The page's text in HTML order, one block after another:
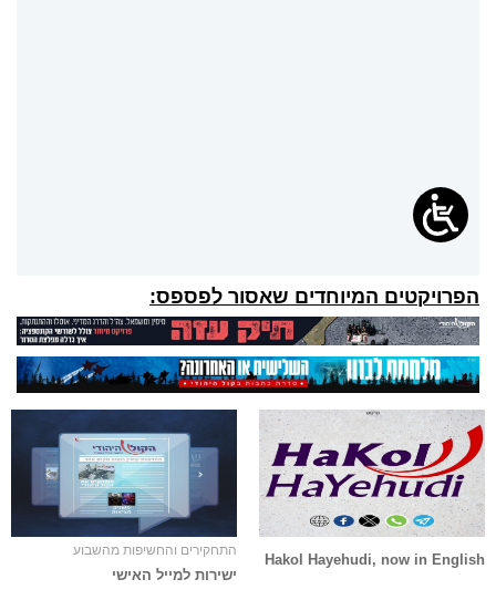
הפרויקטים המיוחדים שאסור לפספס:
Hakol Hayehudi, now in English
התחקירים והחשיפות מהשבוע
ישירות למייל האישי